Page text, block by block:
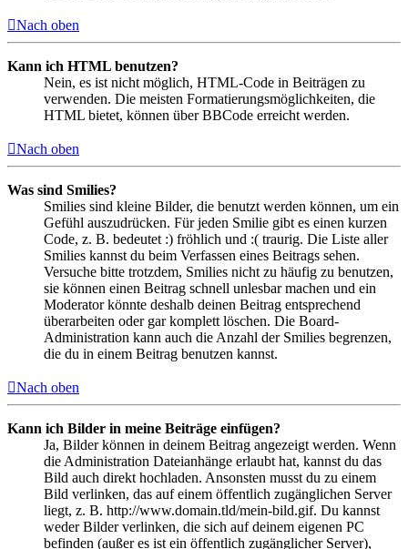
Nach oben
Kann ich HTML benutzen?
Nein, es ist nicht möglich, HTML-Code in Beiträgen zu
verwenden. Die meisten Formatierungsmöglichkeiten, die
HTML bietet, können über BBCode erreicht werden.
Nach oben
Was sind Smilies?
Smilies sind kleine Bilder, die benutzt werden können, um ein
Gefühl auszudrücken. Für jeden Smilie gibt es einen kurzen
Code, z. B. bedeutet :) fröhlich und :( traurig. Die Liste aller
Smilies kannst du beim Verfassen eines Beitrags sehen.
Versuche bitte trotzdem, Smilies nicht zu häufig zu benutzen,
sie können einen Beitrag schnell unlesbar machen und ein
Moderator könnte deshalb deinen Beitrag entsprechend
überarbeiten oder gar komplett löschen. Die Board-
Administration kann auch die Anzahl der Smilies begrenzen,
die du in einem Beitrag benutzen kannst.
Nach oben
Kann ich Bilder in meine Beiträge einfügen?
Ja, Bilder können in deinem Beitrag angezeigt werden. Wenn
die Administration Dateianhänge erlaubt hat, kannst du das
Bild auch direkt hochladen. Ansonsten musst du zu einem
Bild verlinken, das auf einem öffentlich zugänglichen Server
liegt, z. B. http://www.domain.tld/mein-bild.gif. Du kannst
weder Bilder verlinken, die sich auf deinem eigenen PC
befinden (außer es ist ein öffentlich zugänglicher Server),